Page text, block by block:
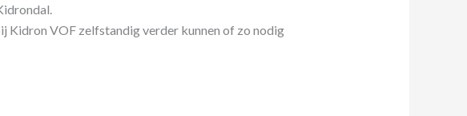
Kidron VOF zelfstandig verder kunnen of zo nodig